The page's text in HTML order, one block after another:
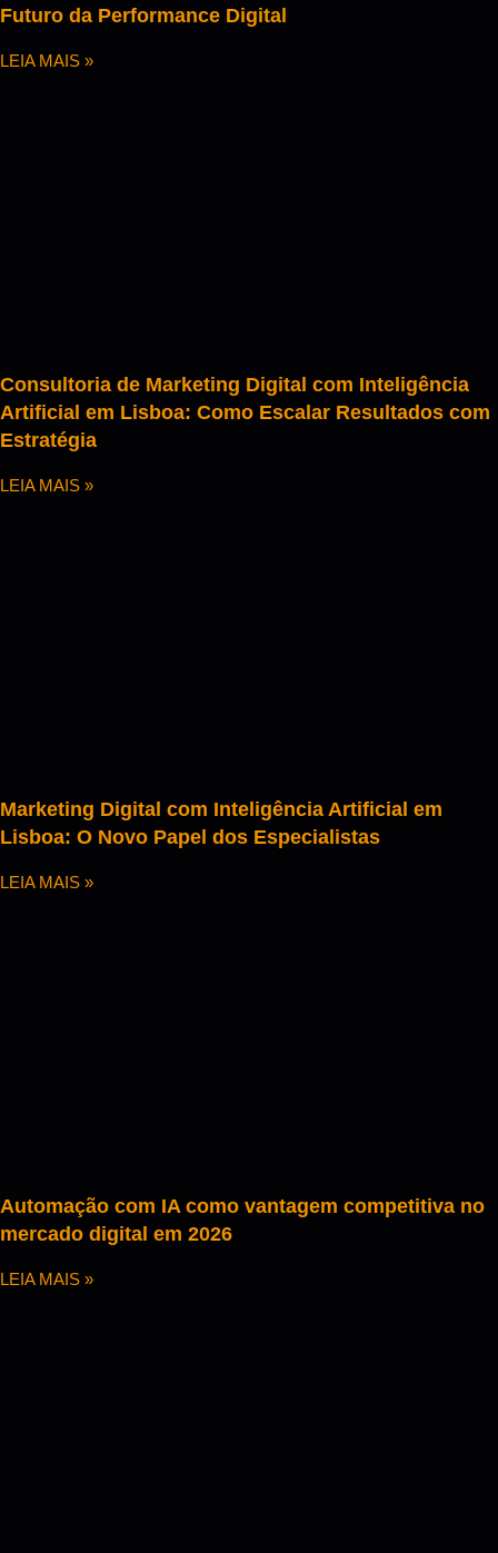
Futuro da Performance Digital
LEIA MAIS »
Consultoria de Marketing Digital com Inteligência
Artificial em Lisboa: Como Escalar Resultados com
Estratégia
LEIA MAIS »
Marketing Digital com Inteligência Artificial em
Lisboa: O Novo Papel dos Especialistas
LEIA MAIS »
Automação com IA como vantagem competitiva no
mercado digital em 2026
LEIA MAIS »